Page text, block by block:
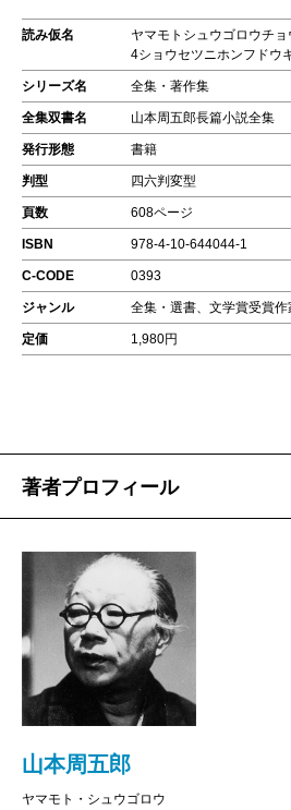
読み仮名
ヤマモトシュウゴロウチ
4ショウセツニホンフドウ
シリーズ名 全集・著作集
全集双書名 山本周五郎長篇小説全集
発行形態 書籍
判型 四六判変型
頁数 608ページ
ISBN 978-4-10-644044-1
C-CODE 0393
ジャンル 全集・選書、文学賞受賞作
定価 1,980円
著者プロフィール
山本周五郎
ヤマモト・シュウゴロウ